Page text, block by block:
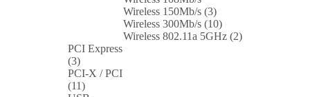
Wireless 150Mb/s (3)
Wireless 300Mb/s (10)
Wireless 802.11a 5GHz (2)
PCI Express
(3)
PCI-X / PCI
(11)